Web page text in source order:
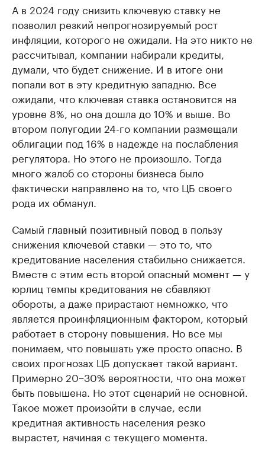
А в 2024 году снизить ключевую ставку не
позволил резкий непрогнозируемый рост
инфляции, которого не ожидали. На это никто не
рассчитывал, компании набирали кредиты,
думали, что будет снижение. И в итоге они
попали вот в эту кредитную западню. Все
ожидали, что ключевая ставка остановится на
уровне 8%, но она дошла до 10% и выше. Во
втором полугодии 24-го компании размещали
облигации под 16% в надежде на послабления
регулятора. Но этого не произошло. Тогда
много жалоб со стороны бизнеса было
фактически направлено на то, что ЦБ своего
рода их обманул.
Самый главный позитивный повод в пользу
снижения ключевой ставки — это то, что
кредитование населения стабильно снижается.
Вместе с этим есть второй опасный момент — у
юрлиц темпы кредитования не сбавляют
обороты, а даже прирастают немножко, что
является проинфляционным фактором, который
работает в сторону повышения. Но все мы
понимаем, что повышать уже просто опасно. В
своих прогнозах ЦБ допускает такой вариант.
Примерно 20−30% вероятности, что она может
быть повышена. Но этот сценарий не основной.
Такое может произойти в случае, если
кредитная активность населения резко
вырастет, начиная с текущего момента.